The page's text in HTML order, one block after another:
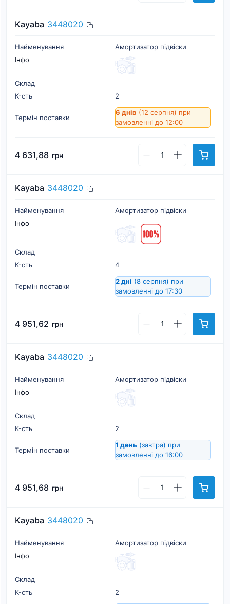
Kayaba 3448020
Найменування
Амортизатор підвіски
Інфо
Склад
К-cть
2
Термін поставки
6 днів (12 серпня) при
замовленні до 12:00
4 631,88 грн
Kayaba 3448020
Найменування
Амортизатор підвіски
Інфо
Склад
К-cть
4
Термін поставки
2 дні (8 серпня) при
замовленні до 17:30
4 951,62 грн
Kayaba 3448020
Найменування
Амортизатор підвіски
Інфо
Склад
К-cть
2
Термін поставки
1 день (завтра) при
замовленні до 16:00
4 951,68 грн
Kayaba 3448020
Найменування
Амортизатор підвіски
Інфо
Склад
К-cть
2